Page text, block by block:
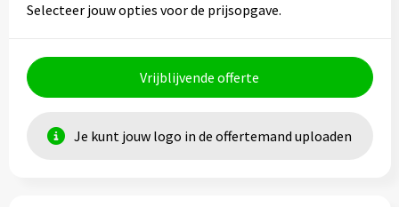
Selecteer jouw opties voor de prijsopgave.
Vrijblijvende offerte
Je kunt jouw logo in de offertemand uploaden